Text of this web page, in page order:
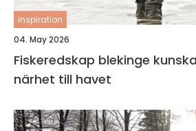
inspiration
04. May 2026
Fiskeredskap blekinge kunskap, kvalitet och
närhet till havet